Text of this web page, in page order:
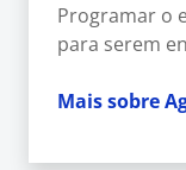
Programar o
para serem
Mais sobre